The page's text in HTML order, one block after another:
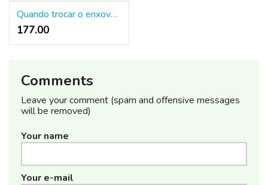
Quando trocar o enxoval de hotel para garantir conforto e economia real
177.00 ₹
Comments
Leave your comment (spam and offensive messages
will be removed)
Your name
Your e-mail